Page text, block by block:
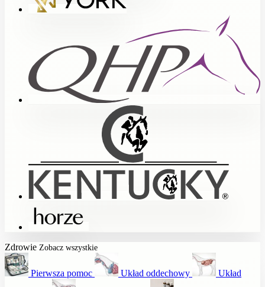
Zdrowie Zobacz wszystkie
Pierwsza pomoc Układ oddechowy Układ